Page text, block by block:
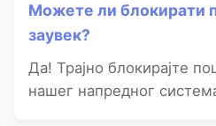
Можете ли блокирати
заувек?
Да! Трајно блокирајте
нашег напредног